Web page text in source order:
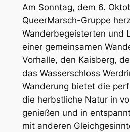
Am Sonntag, dem 6.
QueerMarsch-Gruppe
Wanderbegeisterten und
einer gemeinsamen
Vorhalle, den Kaisberg,
das Wasserschloss
Wanderung bietet die
die herbstliche Natur in
genießen und in
mit anderen